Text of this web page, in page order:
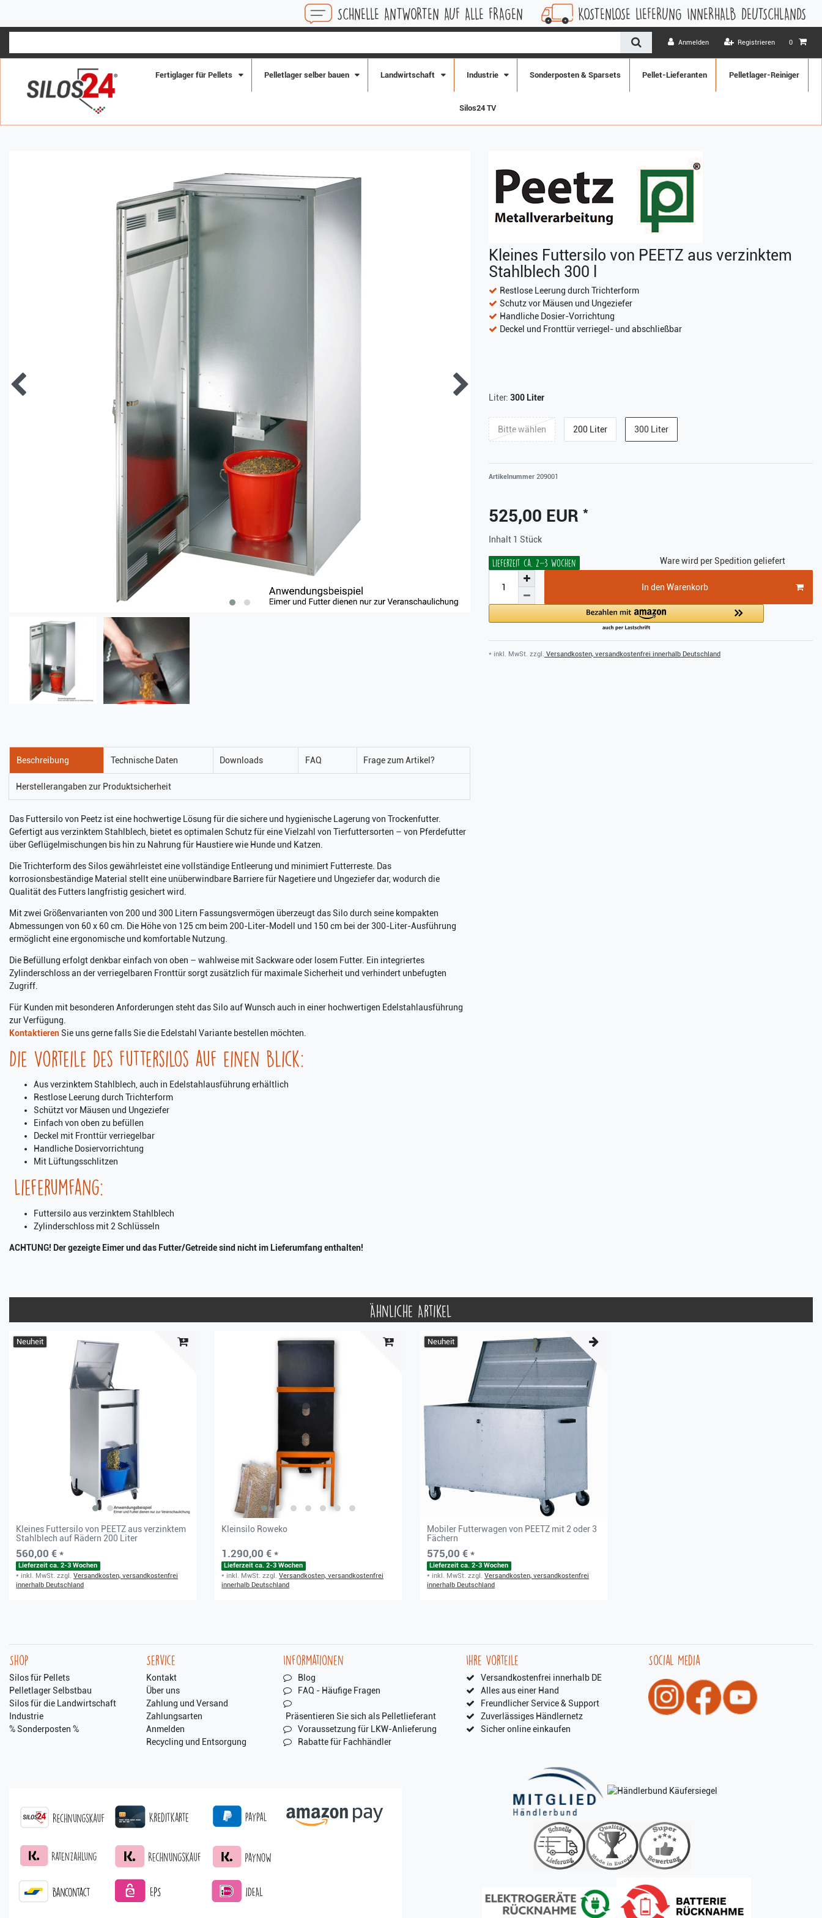
SCHNELLE ANTWORTEN AUF ALLE FRAGEN KOSTENLOSE LIEFERUNG INNERHALB DEUTSCHLANDS 1 MONAT
Anmelden Registrieren 0
Fertiglager für Pellets Pelletlager selber bauen Landwirtschaft Industrie Sonderposten & Sparsets Pellet-Lieferanten Pelletlager-Reiniger
Silos24 TV
Kleines Futtersilo von PEETZ aus verzinktem
Stahlblech 300 l
Restlose Leerung durch Trichterform
Schutz vor Mäusen und Ungeziefer
Handliche Dosier-Vorrichtung
Deckel und Fronttür verriegel- und abschließbar
Liter: 300 Liter
Bitte wählen 200 Liter 300 Liter
Artikelnummer 209001
525,00 EUR *
Inhalt 1 Stück
Lieferzeit ca. 2-3 Wochen Ware wird per Spedition geliefert
In den Warenkorb
* inkl. MwSt. zzgl. Versandkosten, versandkostenfrei innerhalb Deutschland
Beschreibung Technische Daten Downloads FAQ Frage zum Artikel?
Herstellerangaben zur Produktsicherheit
Das Futtersilo von Peetz ist eine hochwertige Lösung für die sichere und hygienische Lagerung von Trockenfutter.
Gefertigt aus verzinktem Stahlblech, bietet es optimalen Schutz für eine Vielzahl von Tierfuttersorten – von Pferdefutter
über Geflügelmischungen bis hin zu Nahrung für Haustiere wie Hunde und Katzen.
Die Trichterform des Silos gewährleistet eine vollständige Entleerung und minimiert Futterreste. Das
korrosionsbeständige Material stellt eine unüberwindbare Barriere für Nagetiere und Ungeziefer dar, wodurch die
Qualität des Futters langfristig gesichert wird.
Mit zwei Größenvarianten von 200 und 300 Litern Fassungsvermögen überzeugt das Silo durch seine kompakten
Abmessungen von 60 x 60 cm. Die Höhe von 125 cm beim 200-Liter-Modell und 150 cm bei der 300-Liter-Ausführung
ermöglicht eine ergonomische und komfortable Nutzung.
Die Befüllung erfolgt denkbar einfach von oben – wahlweise mit Sackware oder losem Futter. Ein integriertes
Zylinderschloss an der verriegelbaren Fronttür sorgt zusätzlich für maximale Sicherheit und verhindert unbefugten
Zugriff.
Für Kunden mit besonderen Anforderungen steht das Silo auf Wunsch auch in einer hochwertigen Edelstahlausführung
zur Verfügung.
KontaktierenSie uns gerne falls Sie die Edelstahl Variante bestellen möchten.
Die Vorteile des Futtersilos auf einen Blick:
Aus verzinktem Stahlblech, auch in Edelstahlausführung erhältlich
Restlose Leerung durch Trichterform
Schützt vor Mäusen und Ungeziefer
Einfach von oben zu befüllen
Deckel mit Fronttür verriegelbar
Handliche Dosiervorrichtung
Mit Lüftungsschlitzen
Lieferumfang:
Futtersilo aus verzinktem Stahlblech
Zylinderschloss mit 2 Schlüsseln
ACHTUNG! Der gezeigte Eimer und das Futter/Getreide sind nicht im Lieferumfang enthalten!
Ähnliche Artikel
Neuheit
Kleines Futtersilo von PEETZ aus verzinktem
Stahlblech auf Rädern 200 Liter
560,00 € *
Lieferzeit ca. 2-3 Wochen
* inkl. MwSt. zzgl.Versandkosten, versandkostenfrei
innerhalb Deutschland
Kleinsilo Roweko
1.290,00 € *
Lieferzeit ca. 2-3 Wochen
* inkl. MwSt. zzgl.Versandkosten, versandkostenfrei
innerhalb Deutschland
Neuheit
Mobiler Futterwagen von PEETZ mit 2 oder 3
Fächern
575,00 € *
Lieferzeit ca. 2-3 Wochen
* inkl. MwSt. zzgl.Versandkosten, versandkostenfrei
innerhalb Deutschland
Shop
Silos für Pellets
Pelletlager Selbstbau
Silos für die Landwirtschaft
Industrie
% Sonderposten %
Service
Kontakt
Über uns
Zahlung und Versand
Zahlungsarten
Anmelden
Recycling und Entsorgung
Informationen
Blog
FAQ - Häufige Fragen
Präsentieren Sie sich als Pelletlieferant
Voraussetzung für LKW-Anlieferung
Rabatte für Fachhändler
Ihre Vorteile
Versandkostenfrei innerhalb DE
Alles aus einer Hand
Freundlicher Service & Support
Zuverlässiges Händlernetz
Sicher online einkaufen
Social Media